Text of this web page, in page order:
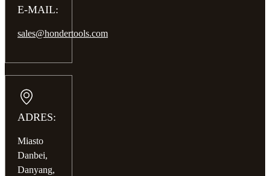
E-MAIL:
sales@hondertools.com
ADRES:
Miasto
Danbei,
Danyang,